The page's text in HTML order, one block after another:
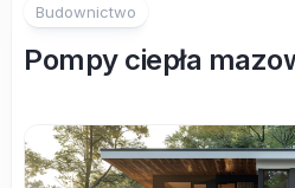
Budownictwo
Pompy ciepła